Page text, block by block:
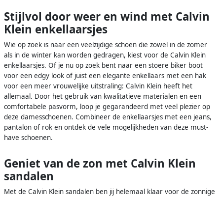
Stijlvol door weer en wind met Calvin
Klein enkellaarsjes
Wie op zoek is naar een veelzijdige schoen die zowel in de zomer
als in de winter kan worden gedragen, kiest voor de Calvin Klein
enkellaarsjes. Of je nu op zoek bent naar een stoere biker boot
voor een edgy look of juist een elegante enkellaars met een hak
voor een meer vrouwelijke uitstraling: Calvin Klein heeft het
allemaal. Door het gebruik van kwalitatieve materialen en een
comfortabele pasvorm, loop je gegarandeerd met veel plezier op
deze damesschoenen. Combineer de enkellaarsjes met een jeans,
pantalon of rok en ontdek de vele mogelijkheden van deze must-
have schoenen.
Geniet van de zon met Calvin Klein
sandalen
Met de Calvin Klein sandalen ben jij helemaal klaar voor de zonnige